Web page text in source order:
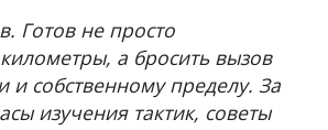
Готов не просто
а бросить вызов
и собственному пределу. За
изучения тактик, советы